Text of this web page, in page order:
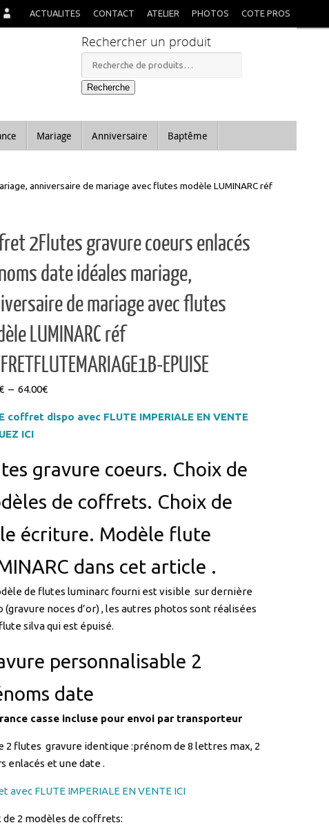
traitées à mon retour.
ACTUALITES CONTACT ATELIER PHOTOS COTE PROS
Rechercher un produit
Recherche
pour :
Recherche
Mariage Anniversaire Baptême
anniversaire de mariage avec flutes modèle LUMINARC réf
2Flutes gravure coeurs enlacés
date idéales mariage,
de mariage avec flutes
LUMINARC réf
EPUISE
– 64.00€Plage
prix :
64.00€
coffret dispo avec FLUTE IMPERIALE EN VENTE
ICI
gravure coeurs. Choix de
de coffrets. Choix de
écriture. Modèle flute
dans cet article .
de flutes luminarc fourni est visible sur dernière
(gravure noces d’or) , les autres photos sont réalisées
silva qui est épuisé.
personnalisable 2
date
casse incluse pour envoi par transporteur
2 flutes gravure identique :prénom de 8 lettres max, 2
enlacés et une date .
avec FLUTE IMPERIALE EN VENTE ICI
de 2 modèles de coffrets: